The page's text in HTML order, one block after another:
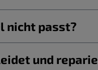
nicht passt?
und